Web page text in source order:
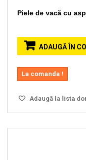
Piele de vacă cu
ADAUGĂ ÎN
La comanda !
Adaugă la lista